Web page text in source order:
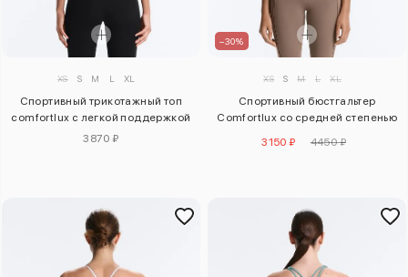
XS S M L XL
Спортивный трикотажный топ
comfortlux с легкой поддержкой
3870 ₽
–30%
XS S M L XL
Спортивный бюстгальтер
Comfortlux со средней степенью
3150 ₽ 4450 ₽